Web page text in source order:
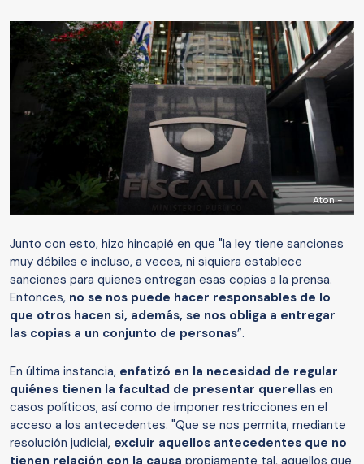
Aton -
Junto con esto, hizo hincapié en que "la ley tiene sanciones
muy débiles e incluso, a veces, ni siquiera establece
sanciones para quienes entregan esas copias a la prensa.
Entonces, no se nos puede hacer responsables de lo
que otros hacen si, además, se nos obliga a entregar
las copias a un conjunto de personas”.
En última instancia, enfatizó en la necesidad de regular
quiénes tienen la facultad de presentar querellas en
casos políticos, así como de imponer restricciones en el
acceso a los antecedentes. "Que se nos permita, mediante
resolución judicial, excluir aquellos antecedentes que no